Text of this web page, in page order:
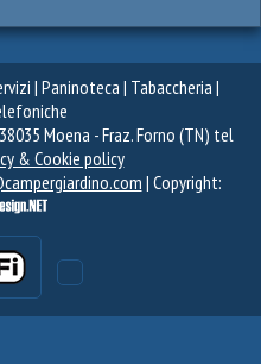
| Paninoteca | Tabaccheria |
Moena - Fraz. Forno (TN) tel
& Cookie policy
| Copyright: